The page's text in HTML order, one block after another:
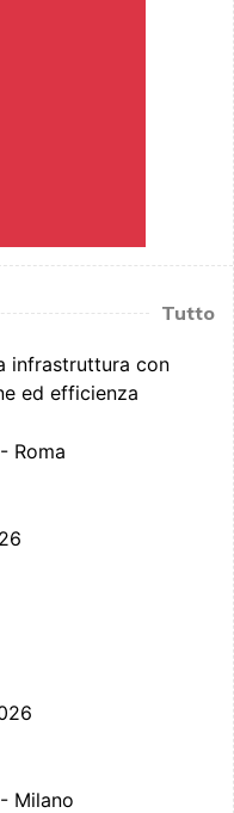
Tutto
infrastruttura con
ed efficienza
Roma
Milano